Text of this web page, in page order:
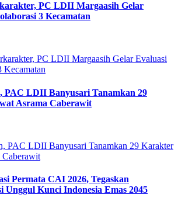
PC LDII Margaasih Gelar
3 Kecamatan
PAC LDII Banyusari Tanamkan 29
Asrama Caberawit
Permata CAI 2026, Tegaskan
Unggul Kunci Indonesia Emas 2045